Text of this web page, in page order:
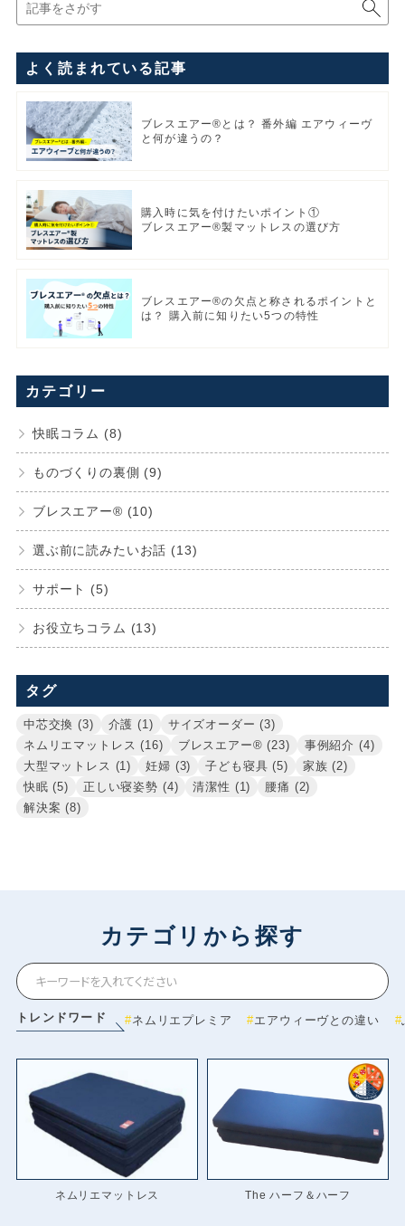
よく読まれている記事
ブレスエアー®とは？ 番外編 エアウィーヴ
と何が違うの？
購入時に気を付けたいポイント①
ブレスエアー®製マットレスの選び方
ブレスエアー®の欠点と称されるポイントと
は？ 購入前に知りたい5つの特性
カテゴリー
快眠コラム (8)
ものづくりの裏側 (9)
ブレスエアー® (10)
選ぶ前に読みたいお話 (13)
サポート (5)
お役立ちコラム (13)
タグ
中芯交換 (3) 介護 (1)
サイズオーダー (3)
ネムリエマットレス (16)
ブレスエアー® (23)
事例紹介 (4)
大型マットレス (1)
妊婦 (3) 子ども寝具 (5)
家族 (2)
快眠 (5)
正しい寝姿勢 (4) 清潔性 (1)
腰痛 (2)
解決案 (8)
カテゴリから探す
トレンドワード ネムリエプレミア エアウィーヴとの違い
ネムリエマットレス The ハーフ＆ハーフ